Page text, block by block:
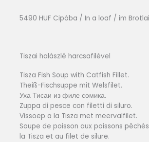
5490 HUF Cipóba / In a loaf / im
Tiszai halászlé harcsafilével
Tisza Fish Soup with Catfish Fillet.
Theiß-Fischsuppe mit Welsfilet.
Уха Тисаи из филе сомика.
Zuppa di pesce con filetti di siluro.
Vissoep a la Tisza met meervalfilet.
Soupe de poisson aux poissons
la Tisza et au filet de silure.